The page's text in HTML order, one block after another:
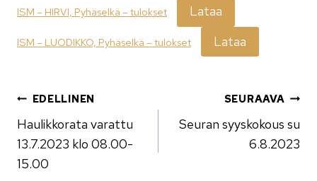
ISM – HIRVI, Pyhäselkä – tulokset Lataa
ISM – LUODIKKO, Pyhäselkä – tulokset Lataa
Artikkelien
selaus
EDELLINEN
Haulikkorata varattu
13.7.2023 klo 08.00-
15.00
SEURAAVA
Seuran syyskokous su
6.8.2023